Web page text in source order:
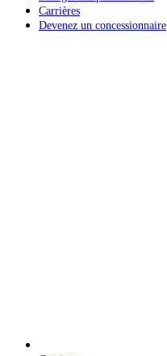
Carrières
Devenez un concessionnaire